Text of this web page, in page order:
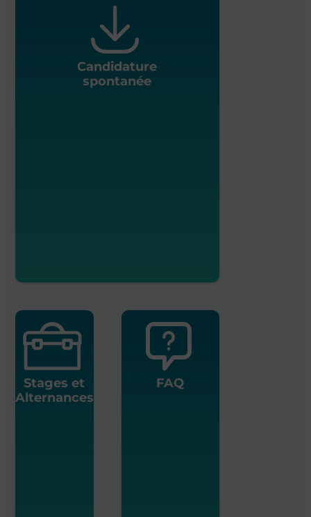
Candidature
spontanée
Stages et
Alternances
FAQ